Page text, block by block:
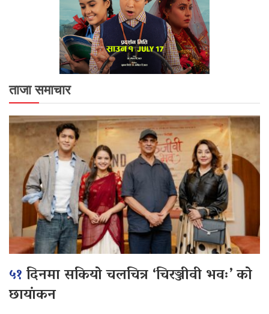
ताजा समाचार
५१दिनमा सकियो चलचित्र ‘चिरञ्जीवी भवः’ को
छायांकन